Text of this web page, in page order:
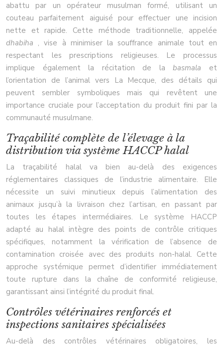
abattu par un opérateur musulman formé, utilisant un
couteau parfaitement aiguisé pour effectuer une incision
nette et rapide. Cette méthode traditionnelle, appelée
dhabiha , vise à minimiser la souffrance animale tout en
respectant les prescriptions religieuses. Le processus
implique également la récitation de labasmala et
l’orientation de l’animal vers La Mecque, des détails qui
peuvent sembler symboliques mais qui revêtent une
importance cruciale pour l’acceptation du produit fini par la
communauté musulmane.
Traçabilité complète de l’élevage à la
distribution via système HACCP halal
La traçabilité halal va bien au-delà des exigences
réglementaires classiques de l’industrie alimentaire. Elle
nécessite un suivi minutieux depuis l’alimentation des
animaux jusqu’à la livraison chez l’artisan, en passant par
toutes les étapes intermédiaires. Le système HACCP
adapté au halal intègre des points de contrôle critiques
spécifiques, notamment la vérification de l’absence de
contamination croisée avec des produits non-halal. Cette
approche systémique permet d’identifier immédiatement
toute rupture dans la chaîne de conformité religieuse,
garantissant ainsi l’intégrité du produit final.
Contrôles vétérinaires renforcés et
inspections sanitaires spécialisées
Au-delà des contrôles vétérinaires obligatoires, les